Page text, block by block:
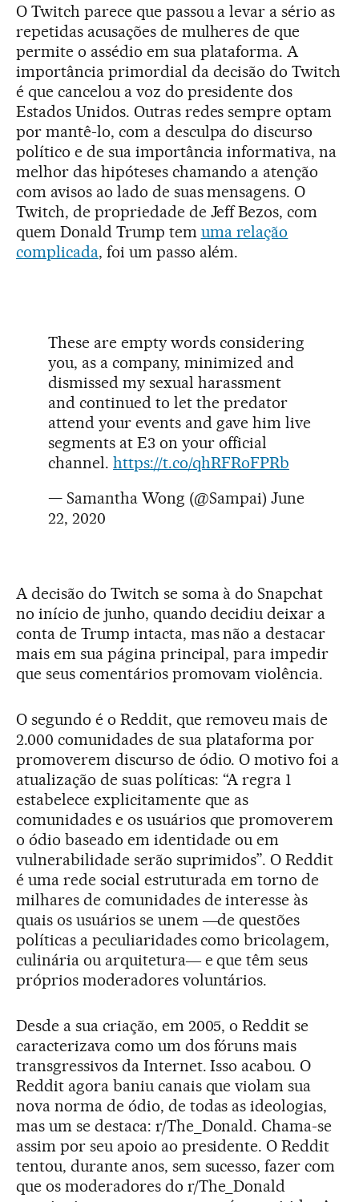
O Twitch parece que passou a levar a sério as
repetidas acusações de mulheres de que
permite o assédio em sua plataforma. A
importância primordial da decisão do Twitch
é que cancelou a voz do presidente dos
Estados Unidos. Outras redes sempre optam
por mantê-lo, com a desculpa do discurso
político e de sua importância informativa, na
melhor das hipóteses chamando a atenção
com avisos ao lado de suas mensagens. O
Twitch, de propriedade de Jeff Bezos, com
quem Donald Trump tem uma relação
complicada, foi um passo além.
These are empty words considering
you, as a company, minimized and
dismissed my sexual harassment
and continued to let the predator
attend your events and gave him live
segments at E3 on your official
channel. https://t.co/qhRFRoFPRb
— Samantha Wong (@Sampai) June
22, 2020
A decisão do Twitch se soma à do Snapchat
no início de junho, quando decidiu deixar a
conta de Trump intacta, mas não a destacar
mais em sua página principal, para impedir
que seus comentários promovam violência.
O segundo é o Reddit, que removeu mais de
2.000 comunidades de sua plataforma por
promoverem discurso de ódio. O motivo foi a
atualização de suas políticas: “A regra 1
estabelece explicitamente que as
comunidades e os usuários que promoverem
o ódio baseado em identidade ou em
vulnerabilidade serão suprimidos”. O Reddit
é uma rede social estruturada em torno de
milhares de comunidades de interesse às
quais os usuários se unem ―de questões
políticas a peculiaridades como bricolagem,
culinária ou arquitetura― e que têm seus
próprios moderadores voluntários.
Desde a sua criação, em 2005, o Reddit se
caracterizava como um dos fóruns mais
transgressivos da Internet. Isso acabou. O
Reddit agora baniu canais que violam sua
nova norma de ódio, de todas as ideologias,
mas um se destaca: r/The_Donald. Chama-se
assim por seu apoio ao presidente. O Reddit
tentou, durante anos, sem sucesso, fazer com
que os moderadores do r/The_Donald